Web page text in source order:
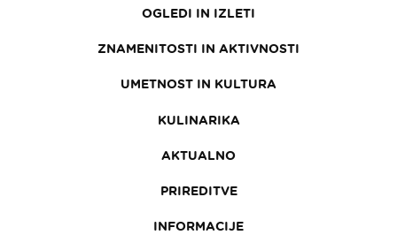
OGLEDI IN IZLETI
ZNAMENITOSTI IN AKTIVNOSTI
UMETNOST IN KULTURA
KULINARIKA
AKTUALNO
PRIREDITVE
INFORMACIJE